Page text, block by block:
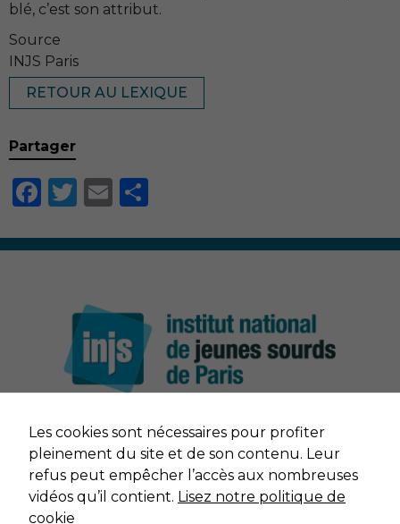
blé, c’est son attribut.
Source
INJS Paris
RETOUR AU LEXIQUE
Partager
Facebook
Twitter
Email
NOUS CONTACTER
MENTIONS LÉGALES
Les cookies sont nécessaires pour profiter
pleinement du site et de son contenu. Leur
refus peut empêcher l’accès aux nombreuses
vidéos qu’il contient. Lisez notre politique de
cookie
Nécessaire
sont pas
facultatifs. Ils
sont nécessaires
au
fonctionnement